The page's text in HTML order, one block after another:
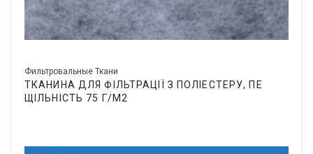
Фильтровальные Ткани
ТКАНИНА ДЛЯ ФІЛЬТРАЦІЇ З ПОЛІЕСТЕРУ, ПЕ
ЩІЛЬНІСТЬ 75 Г/М2